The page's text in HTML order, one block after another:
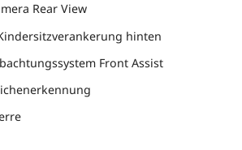
Rear View
hinten
Front Assist